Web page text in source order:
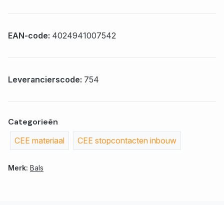
EAN-code: 4024941007542
Leverancierscode: 754
Categorieën
CEE materiaal CEE stopcontacten inbouw
Merk: Bals